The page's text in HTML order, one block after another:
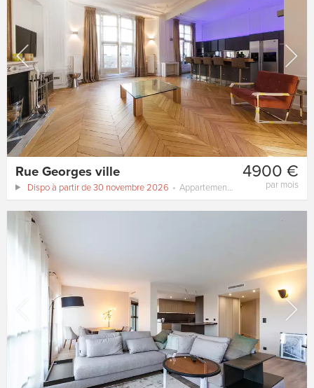
4900 €
par mois
Rue Georges ville
Dispo à partir de 30 novembre 2026 Appartement 125 m²